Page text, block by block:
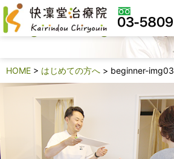
beginner-img03
HOME > はじめての方へ > beginner-img03